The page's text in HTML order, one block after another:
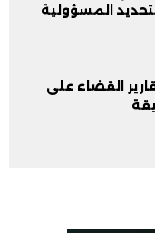
المسؤولية
القضاء على